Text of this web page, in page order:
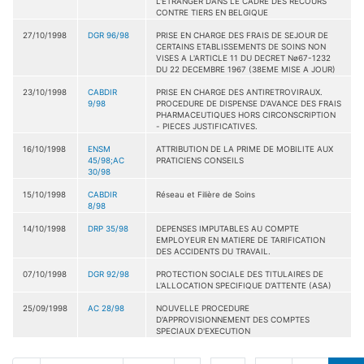
CONTRE TIERS EN BELGIQUE
27/10/1998 DGR 96/98
PRISE EN CHARGE DES FRAIS DE SEJOUR DE
CERTAINS ETABLISSEMENTS DE SOINS NON
VISES A L'ARTICLE 11 DU DECRET Nø67-1232
DU 22 DECEMBRE 1967 (38EME MISE A JOUR)
23/10/1998
CABDIR
9/98
PRISE EN CHARGE DES ANTIRETROVIRAUX.
PROCEDURE DE DISPENSE D'AVANCE DES FRAIS
PHARMACEUTIQUES HORS CIRCONSCRIPTION
- PIECES JUSTIFICATIVES.
16/10/1998
ENSM
45/98;AC
30/98
ATTRIBUTION DE LA PRIME DE MOBILITE AUX
PRATICIENS CONSEILS
15/10/1998
CABDIR
8/98
Réseau et Filière de Soins
14/10/1998 DRP 35/98
DEPENSES IMPUTABLES AU COMPTE
EMPLOYEUR EN MATIERE DE TARIFICATION
DES ACCIDENTS DU TRAVAIL.
07/10/1998 DGR 92/98
PROTECTION SOCIALE DES TITULAIRES DE
L'ALLOCATION SPECIFIQUE D'ATTENTE (ASA)
25/09/1998 AC 28/98
NOUVELLE PROCEDURE
D'APPROVISIONNEMENT DES COMPTES
SPECIAUX D'EXECUTION